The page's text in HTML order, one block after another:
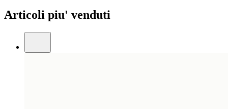
Articoli piu' venduti